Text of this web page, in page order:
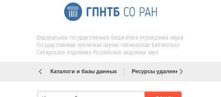
Федеральное государственное бюджетное учреждение науки
Государственная публичная научно-техническая библиотека
Сибирского отделения Российской академии наук
Каталоги и базы данных Ресурсы удаленного доступа